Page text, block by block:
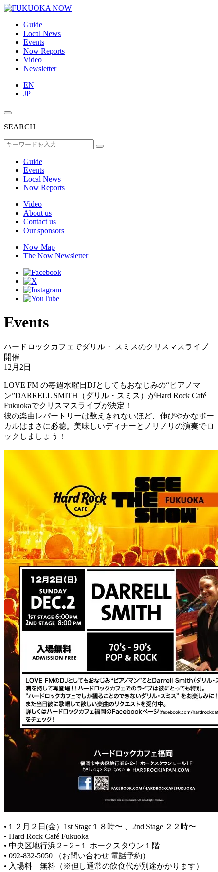
Guide
Local News
Events
Now Reports
Video
Newsletter
EN
JP
SEARCH
Guide
Events
Local News
Now Reports
Video
About us
Contact us
Our sponsors
Now Map
The Now Newsletter
Events
ハードロックカフェでダリル・ スミスのクリスマスライブ
開催
12月2日
LOVE FM の毎週水曜日DJとしてもおなじみの“ピアノマ
ン”DARRELL SMITH（ダリル・スミス）がHard Rock Café
Fukuokaでクリスマスライブが決定！
彼の楽曲レパートリーは数えきれないほど、伸びやかなボー
カルはまさに必聴。美味しいディナーとノリノリの演奏でロ
ックしましょう！
•１２月２日(金）1st Stage１８時〜 、2nd Stage ２２時〜
• Hard Rock Café Fukuoka
• 中央区地行浜２−２−１ ホークスタウン１階
• 092-832-5050 （お問い合わせ 電話予約）
• 入場料：無料（※但し通常の飲食代が別途かかります）